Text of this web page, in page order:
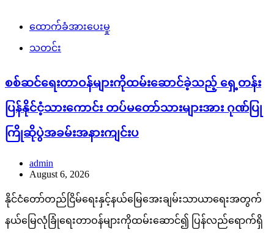
ပြည်နယ်အသီးသီးရှိ တိုင်းရင်းသားပြည်သူများ စိတ်အေးချမ်း
သာစွာ နေထိုင်လုပ်ကိုင်စားသောက်နိုင်ရေးနှင့်အသက်အိုးအိမ်
အေးချမ်းသာယာရေးအတွက်ရှေ့တန်းစစ်မျက်နှာများတွင်
စစ်ဆင်ရေးတာဝန်များကို မိဝေးဖဝေး၊ မိသားစုများနှင့်
ဝေးကွာ၍…
Read More
ပြည်သူ့အကျိုးပြု
သတင်း